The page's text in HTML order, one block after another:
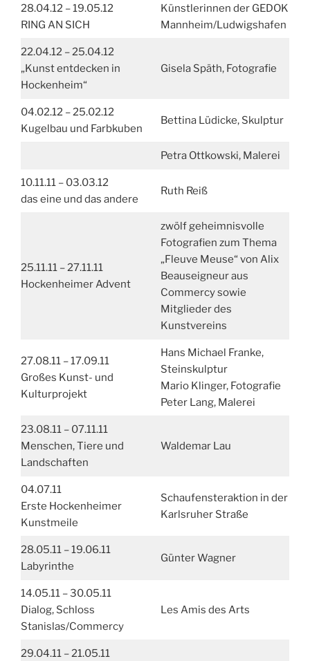
28.04.12 – 19.05.12
RING AN SICH
Künstlerinnen der GEDOK
Mannheim/Ludwigshafen
22.04.12 – 25.04.12
„Kunst entdecken in
Hockenheim“
Gisela Späth, Fotografie
04.02.12 – 25.02.12
Kugelbau und Farbkuben
Bettina Lüdicke, Skulptur
Petra Ottkowski, Malerei
10.11.11 – 03.03.12
das eine und das andere
Ruth Reiß
25.11.11 – 27.11.11
Hockenheimer Advent
zwölf geheimnisvolle
Fotografien zum Thema
„Fleuve Meuse“ von Alix
Beauseigneur aus
Commercy sowie
Mitglieder des
Kunstvereins
27.08.11 – 17.09.11
Großes Kunst- und
Kulturprojekt
Hans Michael Franke,
Steinskulptur
Mario Klinger, Fotografie
Peter Lang, Malerei
23.08.11 – 07.11.11
Menschen, Tiere und
Landschaften
Waldemar Lau
04.07.11
Erste Hockenheimer
Kunstmeile
Schaufensteraktion in der
Karlsruher Straße
28.05.11 – 19.06.11
Labyrinthe
Günter Wagner
14.05.11 – 30.05.11
Dialog, Schloss
Stanislas/Commercy
Les Amis des Arts
29.04.11 – 21.05.11